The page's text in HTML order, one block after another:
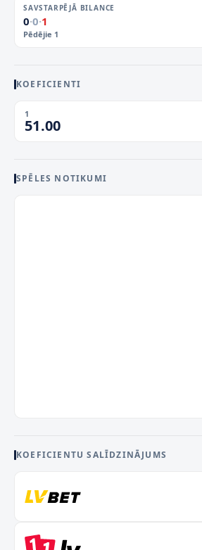
SAVSTARPĒJĀ BILANCE
0·0·1
Pēdējie 1
KOEFICIENTI
1
51.00
SPĒLES NOTIKUMI
KOEFICIENTU SALĪDZINĀJUMS